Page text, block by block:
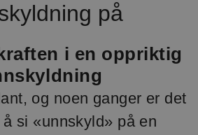
på
i en oppriktig
og noen ganger er det
si «unnskyld» på en